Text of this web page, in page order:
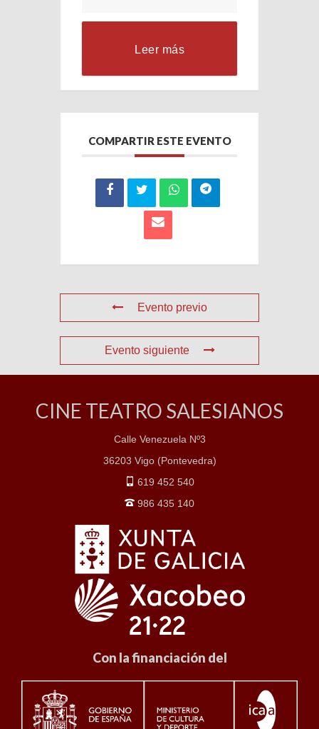
Leer más
COMPARTIR ESTE EVENTO
Evento previo
Evento siguiente
CINE TEATRO SALESIANOS
Calle Venezuela Nº3
36203 Vigo (Pontevedra)
619 452 540
986 435 140
Con la financiación del